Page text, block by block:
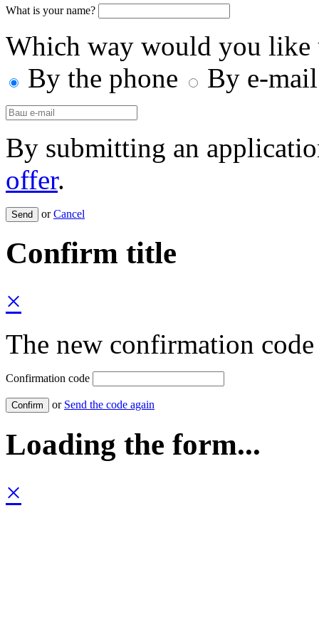
What is your name?
Which way would you like
By the phone
By e-mail
By submitting an
offer.
orCancel
Confirm title
×
The new confirmation code
Confirmation code
or Send the code again
Loading the form...
×